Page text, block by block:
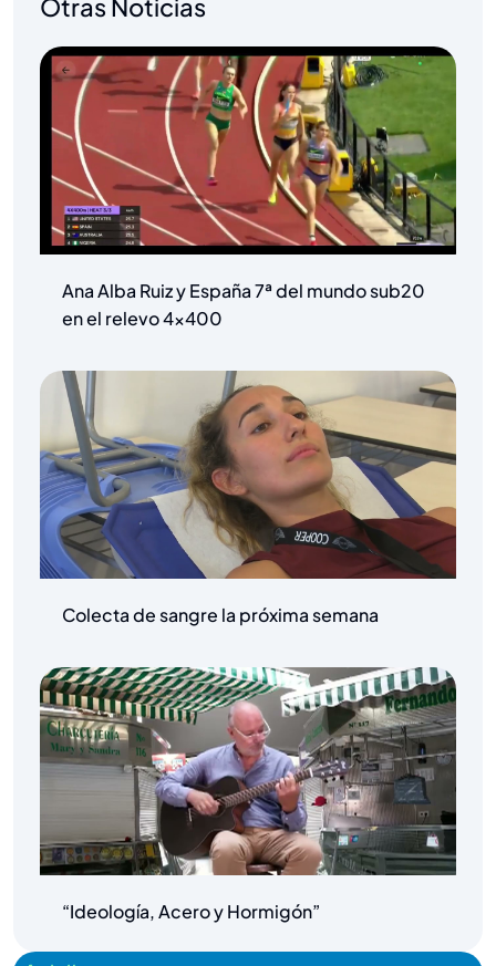
Otras Noticias
Ana Alba Ruiz y España 7ª del mundo sub20
en el relevo 4×400
Colecta de sangre la próxima semana
“Ideología, Acero y Hormigón”